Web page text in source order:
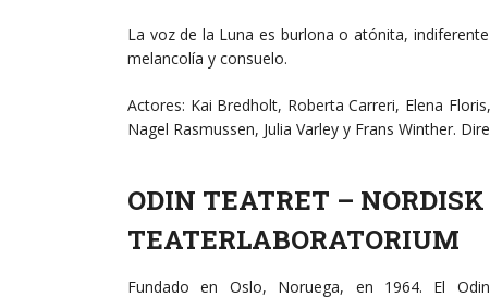
La voz de la Luna es burlona o atónita,
melancolía y consuelo.
Actores: Kai Bredholt, Roberta Carreri, Elena
Nagel Rasmussen, Julia Varley y Frans Winther.
ODIN TEATRET – NORDISK
TEATERLABORATORIUM
Fundado en Oslo, Noruega, en 1964. El